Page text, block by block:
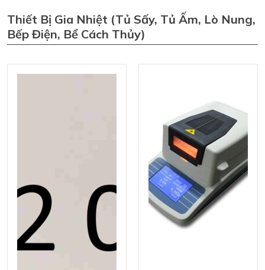
Thiết Bị Gia Nhiệt (tủ Sấy, Tủ Ấm, Lò Nung,
Bếp Điện, Bể Cách Thủy)